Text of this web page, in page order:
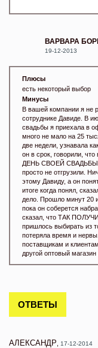
ВАРВАРА
19-12-2013
Плюсы
есть некоторый выбор
Минусы
В вашей компании я не
сотруднике Давиде. В
свадьбы я приехала в
много не мало на 25
две недели, узнавала
он в срок, говорили,
ДЕНЬ СВОЕЙ СВАДЬБЫ
просто не отгрузили.
этому Давиду, а он
итоге когда понял,
дело. Прошло минут 20
пока он соберется
сказал, что ТАК
пришлось выбирать из
потеряла время и
поставщикам и
другой оптовый
ОТВЕТЫ
АЛЕКСАНДР 17-12-2014